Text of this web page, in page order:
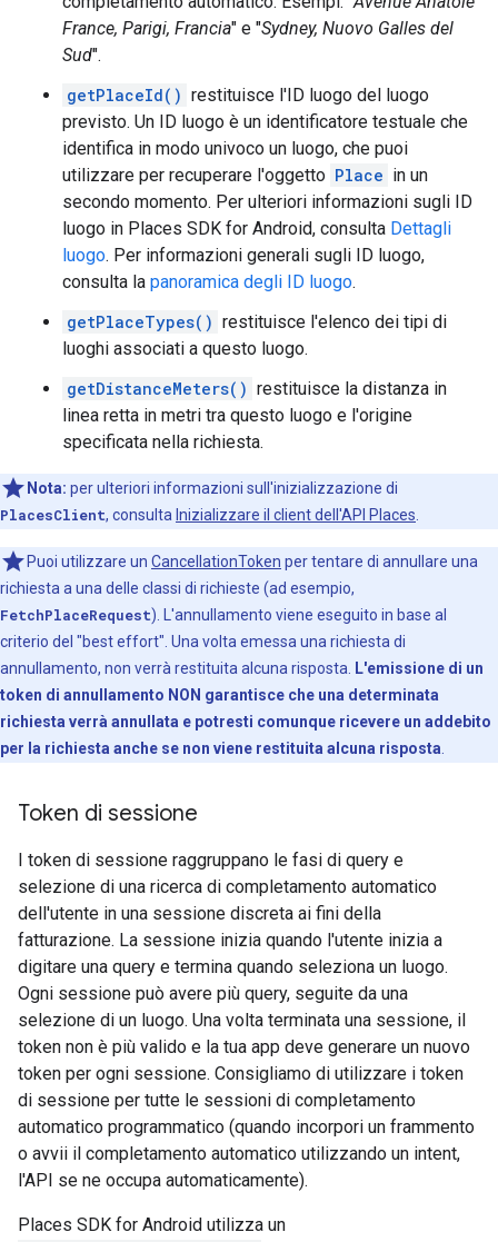
France, Parigi, Francia" e "Sydney, Nuovo Galles del
Sud".
getPlaceId() restituisce l'ID luogo del luogo
previsto. Un ID luogo è un identificatore testuale che
identifica in modo univoco un luogo, che puoi
utilizzare per recuperare l'oggetto Place in un
secondo momento. Per ulteriori informazioni sugli ID
luogo in Places SDK for Android, consulta Dettagli
luogo. Per informazioni generali sugli ID luogo,
consulta la panoramica degli ID luogo.
getPlaceTypes() restituisce l'elenco dei tipi di
luoghi associati a questo luogo.
getDistanceMeters() restituisce la distanza in
linea retta in metri tra questo luogo e l'origine
specificata nella richiesta.
Nota: per ulteriori informazioni sull'inizializzazione di
PlacesClient, consulta Inizializzare il client dell'API Places
Puoi utilizzare un CancellationToken per tentare di annullare una
richiesta a una delle classi di richieste (ad esempio,
FetchPlaceRequest). L'annullamento viene eseguito in base al
criterio del "best effort". Una volta emessa una richiesta di
annullamento, non verrà restituita alcuna risposta. L'emissione di un
token di annullamento NON garantisce che una determinata
richiesta verrà annullata e potresti comunque ricevere un addebito
per la richiesta anche se non viene restituita alcuna risposta
Token di sessione
I token di sessione raggruppano le fasi di query e
selezione di una ricerca di completamento automatico
dell'utente in una sessione discreta ai fini della
fatturazione. La sessione inizia quando l'utente inizia a
digitare una query e termina quando seleziona un luogo.
Ogni sessione può avere più query, seguite da una
selezione di un luogo. Una volta terminata una sessione, il
token non è più valido e la tua app deve generare un nuovo
token per ogni sessione. Consigliamo di utilizzare i token
di sessione per tutte le sessioni di completamento
automatico programmatico (quando incorpori un frammento
o avvii il completamento automatico utilizzando un intent,
l'API se ne occupa automaticamente).
Places SDK for Android utilizza un